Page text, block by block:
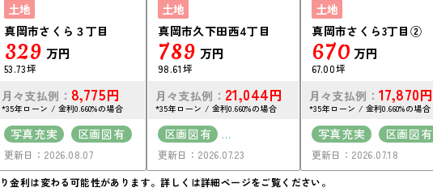
土地
真岡市さくら３丁目
329 万円
53.73坪
月々支払例： 8,775円
*35年ローン / 金利0.660%の場合
写真充実
区画図有
50坪以上
上下水道完備
更新日：2026.08.07
土地
真岡市久下田西4丁目
789 万円
98.61坪
月々支払例： 21,044円
*35年ローン / 金利0.660%の場合
区画図有
駐車場2台可
50坪以上
更新日：2026.07.23
土地
真岡市さくら3丁目②
670 万円
67.00坪
月々支払例： 17,870円
*35年ローン / 金利0.660%の場合
写真充実
区画図有
50坪以上
接道6ｍ以上
更新日：2026.07.18
金利は変わる可能性があります。詳しくは詳細ページをご覧ください。